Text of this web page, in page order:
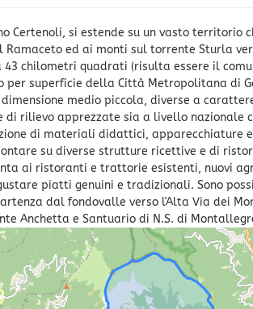
Certenoli, si estende su un vasto territorio
Ramaceto ed ai monti sul torrente Sturla
43 chilometri quadrati (risulta essere il
per superficie della Città Metropolitana di
medio piccola, diverse a
di rilievo apprezzate sia a livello nazionale
di materiali didattici, apparecchiature
su diverse strutture ricettive e di
ai ristoranti e trattorie esistenti, nuovi
piatti genuini e tradizionali. Sono
dal fondovalle verso l'Alta Via dei
Anchetta e Santuario di N.S. di